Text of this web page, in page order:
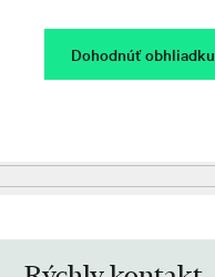
Dohodnúť obhliadku